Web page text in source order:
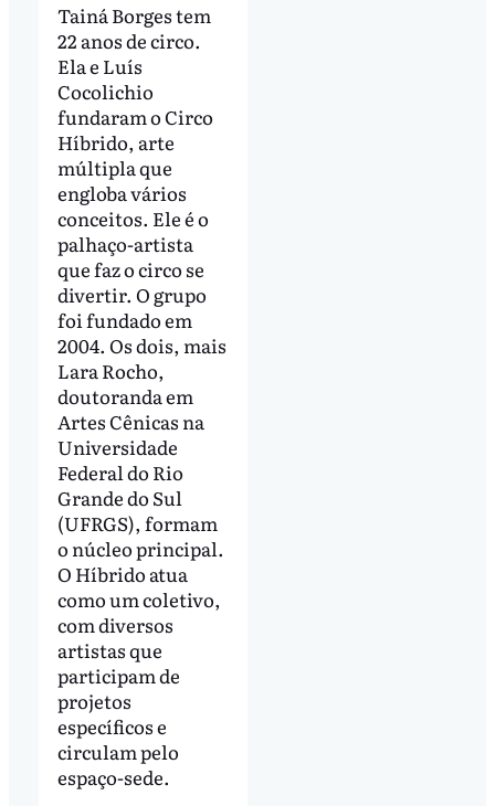
Tainá Borges tem
22 anos de circo.
Ela e Luís
Cocolichio
fundaram o Circo
Híbrido, arte
múltipla que
engloba vários
conceitos. Ele é o
palhaço-artista
que faz o circo se
divertir. O grupo
foi fundado em
2004. Os dois, mais
Lara Rocho,
doutoranda em
Artes Cênicas na
Universidade
Federal do Rio
Grande do Sul
(UFRGS), formam
o núcleo principal.
O Híbrido atua
como um coletivo,
com diversos
artistas que
participam de
projetos
específicos e
circulam pelo
espaço-sede.